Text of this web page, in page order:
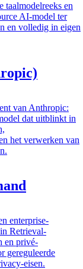
taalmodelreeks en
AI-model ter
en volledig in eigen
van Anthropic:
dat uitblinkt in
het verwerken van
enterprise-
Retrieval-
en privé-
gereguleerde
eisen.